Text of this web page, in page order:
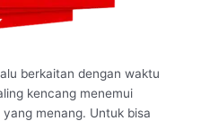
berkaitan dengan waktu
kencang menemui
menang. Untuk bisa